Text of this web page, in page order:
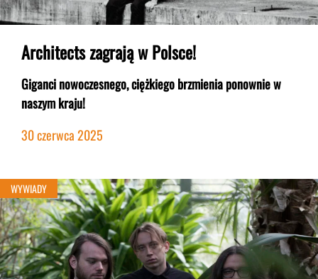
Architects zagrają w Polsce!
Giganci nowoczesnego, ciężkiego brzmienia ponownie w
naszym kraju!
30 czerwca 2025
WYWIADY